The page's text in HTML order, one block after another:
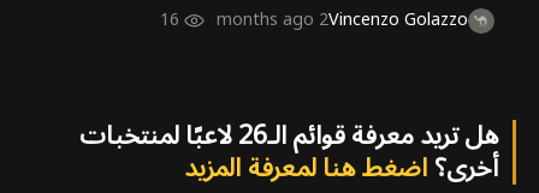
Vincenzo Golazzo
2 months ago
16
هل تريد معرفة قوائم الـ26 لاعبًا لمنتخبات
أخرى؟اضغط هنا لمعرفة المزيد